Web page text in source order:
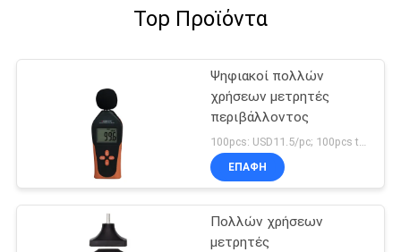
Top Προϊόντα
Ψηφιακοί πολλών
χρήσεων μετρητές
περιβάλλοντος
100pcs: USD11.5/pc; 100pcs to 500pcs: USD11/pc; 500pcs to 1000pcs: USD10.5; Above 3000pcs: USD10/pc MOQ:100PCS
ΕΠΑΦΉ
Πολλών χρήσεων
μετρητές